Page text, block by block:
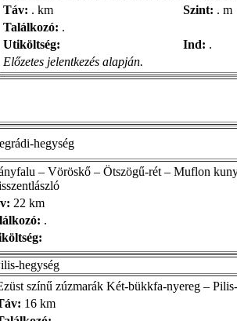
Táv: . km Szint: . m
Találkozó: .
Utiköltség:
Ind: .
Előzetes jelentkezés alapján.
hegység
– Vöröskő – Ötszögű-rét – Muflon
22 km
.
hegység
színű zúzmarák Két-bükkfa-nyereg –
16 km